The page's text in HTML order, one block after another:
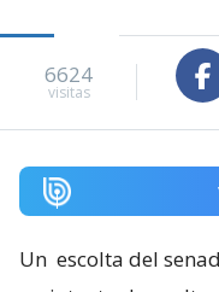
6624
visitas
Un escolta del